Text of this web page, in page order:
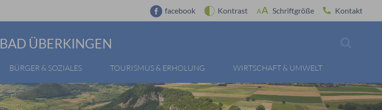
facebook Kontrast Schriftgröße Kontakt
BAD ÜBERKINGEN
BÜRGER & SOZIALES TOURISMUS & ERHOLUNG WIRTSCHAFT & UMWELT